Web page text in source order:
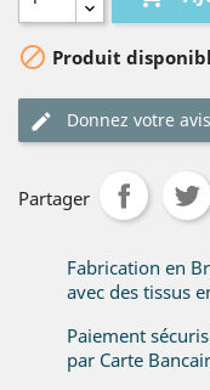
 Produit
Donnez votre avis
Partager
Fabrication en
avec des tissus
Paiement
par Carte